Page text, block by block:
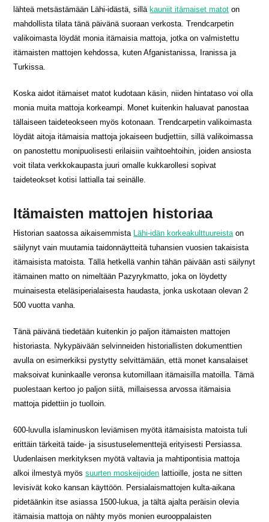
lähteä metsästämään Lähi-idästä, sillä kauniit itämaiset matot on
mahdollista tilata tänä päivänä suoraan verkosta. Trendcarpetin
valikoimasta löydät monia itämaisia mattoja, jotka on valmistettu
itämaisten mattojen kehdossa, kuten Afganistanissa, Iranissa ja
Turkissa.
Koska aidot itämaiset matot kudotaan käsin, niiden hintataso voi olla
monia muita mattoja korkeampi. Monet kuitenkin haluavat panostaa
tällaiseen taideteokseen myös kotonaan. Trendcarpetin valikoimasta
löydät aitoja itämaisia mattoja jokaiseen budjettiin, sillä valikoimassa
on panostettu monipuolisesti erilaisiin vaihtoehtoihin, joiden ansiosta
voit tilata verkkokaupasta juuri omalle kukkarollesi sopivat
taideteokset kotisi lattialla tai seinälle.
Itämaisten mattojen historiaa
Historian saatossa aikaisemmista Lähi-idän korkeakulttuureistaon
säilynyt vain muutamia taidonnäytteitä tuhansien vuosien takaisista
itämaisista matoista. Tällä hetkellä vanhin tähän päivään asti säilynyt
itämainen matto on nimeltään Pazyrykmatto, joka on löydetty
muinaisesta eteläsiperialaisesta haudasta, jonka uskotaan olevan 2
500 vuotta vanha.
Tänä päivänä tiedetään kuitenkin jo paljon itämaisten mattojen
historiasta. Nykypäivään selvinneiden historiallisten dokumenttien
avulla on esimerkiksi pystytty selvittämään, että monet kansalaiset
maksoivat kuninkaalle veronsa kutomillaan itämaisilla matoilla. Tämä
puolestaan kertoo jo paljon siitä, millaisessa arvossa itämaisia
mattoja pidettiin jo tuolloin.
600-luvulla islaminuskon leviämisen myötä itämaisista matoista tuli
erittäin tärkeitä taide- ja sisustuselementtejä erityisesti Persiassa.
Uudenlaisen merkityksen myötä valtavia ja mahtipontisia mattoja
alkoi ilmestyä myössuurten moskeijoiden lattioille, josta ne sitten
levisivät koko kansan käyttöön. Persialaismattojen kulta-aikana
pidetäänkin itse asiassa 1500-lukua, ja tältä ajalta peräisin olevia
itämaisia mattoja on nähty myös monien eurooppalaisten